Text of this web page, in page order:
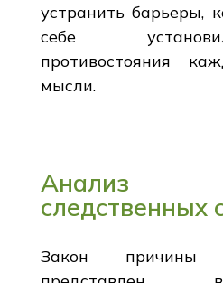
устранить барьеры,
себе
противостояния
мысли.
Анализ
следственных
Закон причины